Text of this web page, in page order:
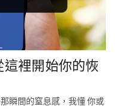
裡開始你的恢
瞬間的窒息感，我懂 你或